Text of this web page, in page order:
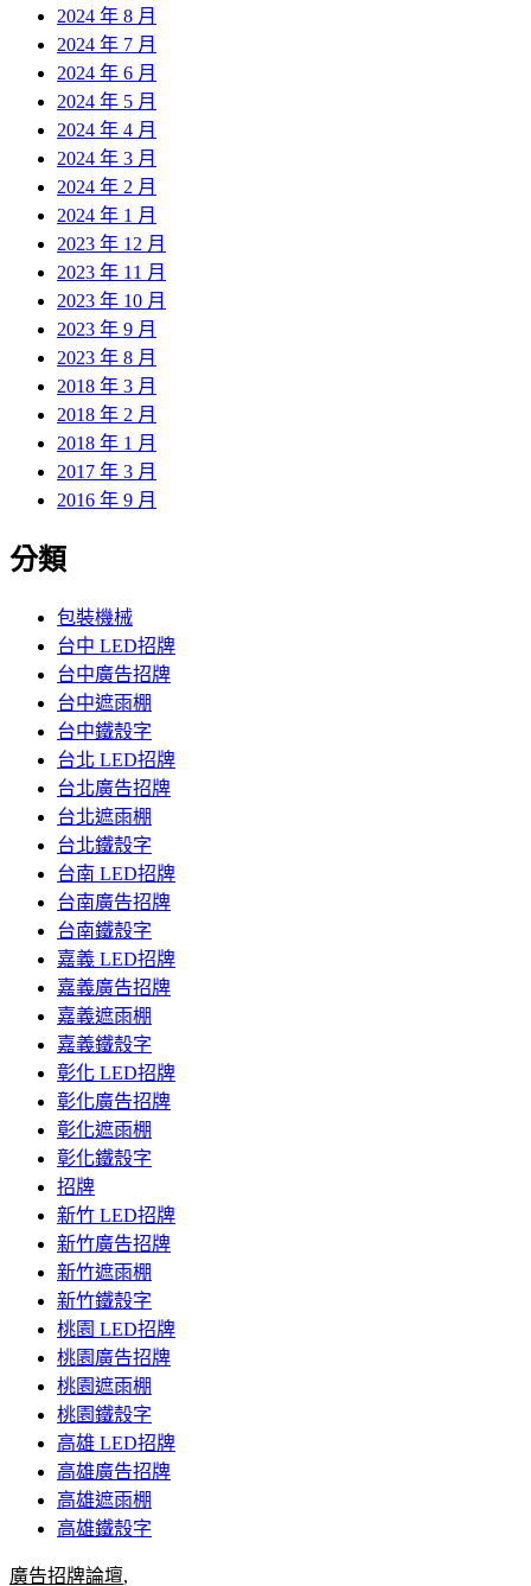
2024 年 8 月
2024 年 7 月
2024 年 6 月
2024 年 5 月
2024 年 4 月
2024 年 3 月
2024 年 2 月
2024 年 1 月
2023 年 12 月
2023 年 11 月
2023 年 10 月
2023 年 9 月
2023 年 8 月
2018 年 3 月
2018 年 2 月
2018 年 1 月
2017 年 3 月
2016 年 9 月
分類
包裝機械
台中 LED招牌
台中廣告招牌
台中遮雨棚
台中鐵殼字
台北 LED招牌
台北廣告招牌
台北遮雨棚
台北鐵殼字
台南 LED招牌
台南廣告招牌
台南鐵殼字
嘉義 LED招牌
嘉義廣告招牌
嘉義遮雨棚
嘉義鐵殼字
彰化 LED招牌
彰化廣告招牌
彰化遮雨棚
彰化鐵殼字
招牌
新竹 LED招牌
新竹廣告招牌
新竹遮雨棚
新竹鐵殼字
桃園 LED招牌
桃園廣告招牌
桃園遮雨棚
桃園鐵殼字
高雄 LED招牌
高雄廣告招牌
高雄遮雨棚
高雄鐵殼字
廣告招牌論壇,